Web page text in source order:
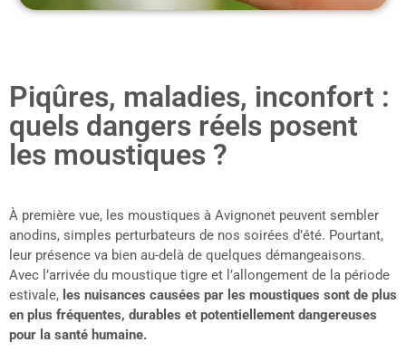
Piqûres, maladies, inconfort :
quels dangers réels posent
les moustiques ?
À première vue, les moustiques à Avignonet peuvent sembler
anodins, simples perturbateurs de nos soirées d’été. Pourtant,
leur présence va bien au-delà de quelques démangeaisons.
Avec l’arrivée du moustique tigre et l’allongement de la période
estivale, les nuisances causées par les moustiques sont de plus
en plus fréquentes, durables et potentiellement dangereuses
pour la santé humaine.